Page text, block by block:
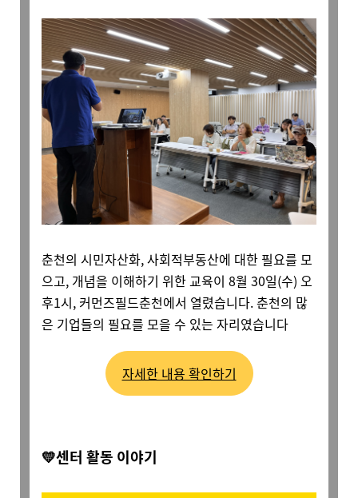
춘천의 시민자산화, 사회적부동산에 대한 필요를 모
으고, 개념을 이해하기 위한 교육이 8월 30일(수) 오
후1시, 커먼즈필드춘천에서 열렸습니다. 춘천의 많
은 기업들의 필요를 모을 수 있는 자리였습니다
자세한 내용 확인하기
💛센터 활동 이야기